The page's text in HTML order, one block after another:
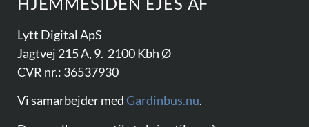
Lytt Digital ApS
Jagtvej 215 A, 9. 2100 Kbh Ø
CVR nr.: 36537930
Vi samarbejder med Gardinbus.nu.